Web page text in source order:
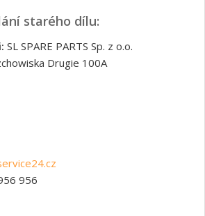
starého dílu:
SL SPARE PARTS Sp. z o.o.
Drugie 100A
956